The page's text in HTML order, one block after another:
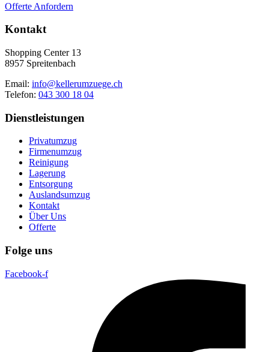
Offerte Anfordern
Kontakt
Shopping Center 13
8957 Spreitenbach
Email: info@kellerumzuege.ch
Telefon: 043 300 18 04
Dienstleistungen
Privatumzug
Firmenumzug
Reinigung
Lagerung
Entsorgung
Auslandsumzug
Kontakt
Über Uns
Offerte
Folge uns
Facebook-f